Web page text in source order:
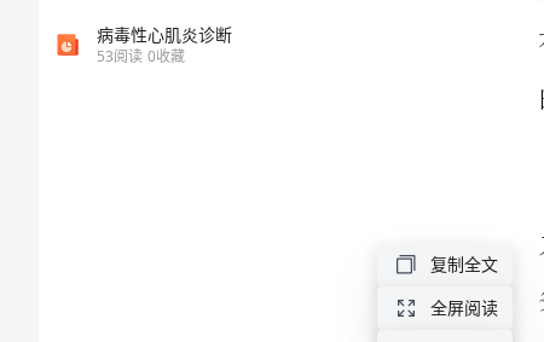
病毒性心肌炎诊断
53阅读 0收藏
复制全文
全屏阅读